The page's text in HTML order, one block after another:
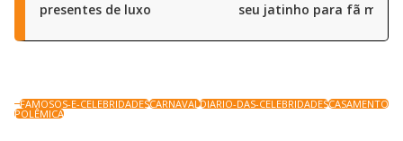
presentes de luxo
seu jatinho para fã mirim
FAMOSOS-E-CELEBRIDADESCARNAVALDIARIO-DAS-CELEBRIDADESCASAMENTO
POLÊMICA